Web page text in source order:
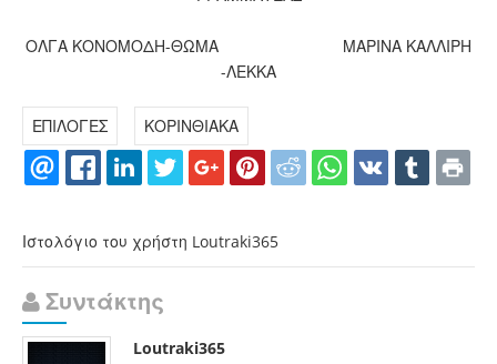
ΟΛΓΑ ΚΟΝΟΜΟΔΗ-ΘΩΜΑ ΜΑΡΙΝΑ ΚΑΛΛΙΡΗ
-ΛΕΚΚΑ
ΕΠΙΛΟΓΕΣ ΚΟΡΙΝΘΙΑΚΑ
Ιστολόγιο του χρήστη Loutraki365
Συντάκτης
Loutraki365